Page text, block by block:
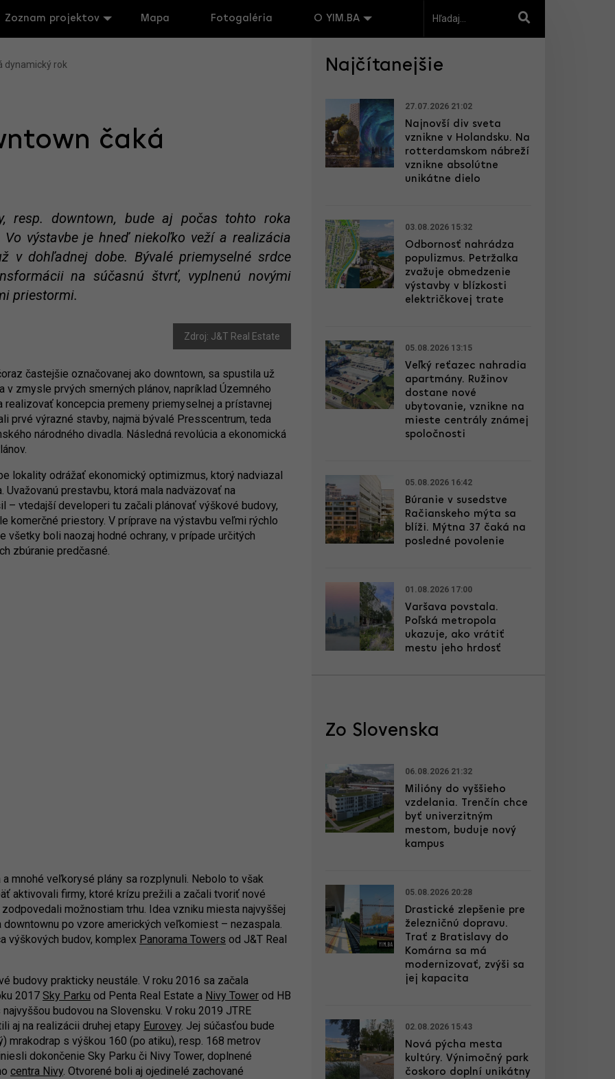
Zoznam projektov Mapa Fotogaléria O YIM.BA
dynamický rok
čaká
resp. downtown, bude aj počas tohto roka
výstavbe je hneď niekoľko veží a realizácia
v dohľadnej dobe. Bývalé priemyselné srdce
na súčasnú štvrť, vyplnenú novými
priestormi.
Zdroj: J&T Real Estate
častejšie označovanej ako downtown, sa spustila už
zmysle prvých smerných plánov, napríklad Územného
koncepcia premeny priemyselnej a prístavnej
prvé výrazné stavby, najmä bývalé Presscentrum, teda
národného divadla. Následná revolúcia a ekonomická
lokality odrážať ekonomický optimizmus, ktorý nadviazal
prestavbu, ktorá mala nadväzovať na
– vtedajší developeri tu začali plánovať výškové budovy,
komerčné priestory. V príprave na výstavbu veľmi rýchlo
boli naozaj hodné ochrany, v prípade určitých
zbúranie predčasné.
mnohé veľkorysé plány sa rozplynuli. Nebolo to však
aktivovali firmy, ktoré krízu prežili a začali tvoriť nové
možnostiam trhu. Idea vzniku miesta najvyššej
po vzore amerických veľkomiest – nezaspala.
výškových budov, komplex Panorama Towers od J&T Real
budovy prakticky neustále. V roku 2016 sa začala
2017 Sky Parku od Penta Real Estate a Nivy Tower od HB
budovou na Slovensku. V roku 2019 JTRE
aj na realizácii druhej etapy Eurovey. Jej súčasťou bude
mrakodrap s výškou 160 (po atiku), resp. 168 metrov
dokončenie Sky Parku či Nivy Tower, doplnené
centra Nivy. Otvorené boli aj ojedinelé zachované
Najčítanejšie
27.07.2026 21:02
Najnovší div sveta
vznikne v Holandsku. Na
rotterdamskom nábreží
vznikne absolútne
unikátne dielo
03.08.2026 15:32
Odbornosť nahrádza
populizmus. Petržalka
zvažuje obmedzenie
výstavby v blízkosti
električkovej trate
05.08.2026 13:15
Veľký reťazec nahradia
apartmány. Ružinov
dostane nové
ubytovanie, vznikne na
mieste centrály známej
spoločnosti
05.08.2026 16:42
Búranie v susedstve
Račianskeho mýta sa
blíži. Mýtna 37 čaká na
posledné povolenie
01.08.2026 17:00
Varšava povstala.
Poľská metropola
ukazuje, ako vrátiť
mestu jeho hrdosť
Zo Slovenska
06.08.2026 21:32
Milióny do vyššieho
vzdelania. Trenčín chce
byť univerzitným
mestom, buduje nový
kampus
05.08.2026 20:28
Drastické zlepšenie pre
železničnú dopravu.
Trať z Bratislavy do
Komárna sa má
modernizovať, zvýši sa
jej kapacita
02.08.2026 15:43
Nová pýcha mesta
kultúry. Výnimočný park
čoskoro doplní unikátny